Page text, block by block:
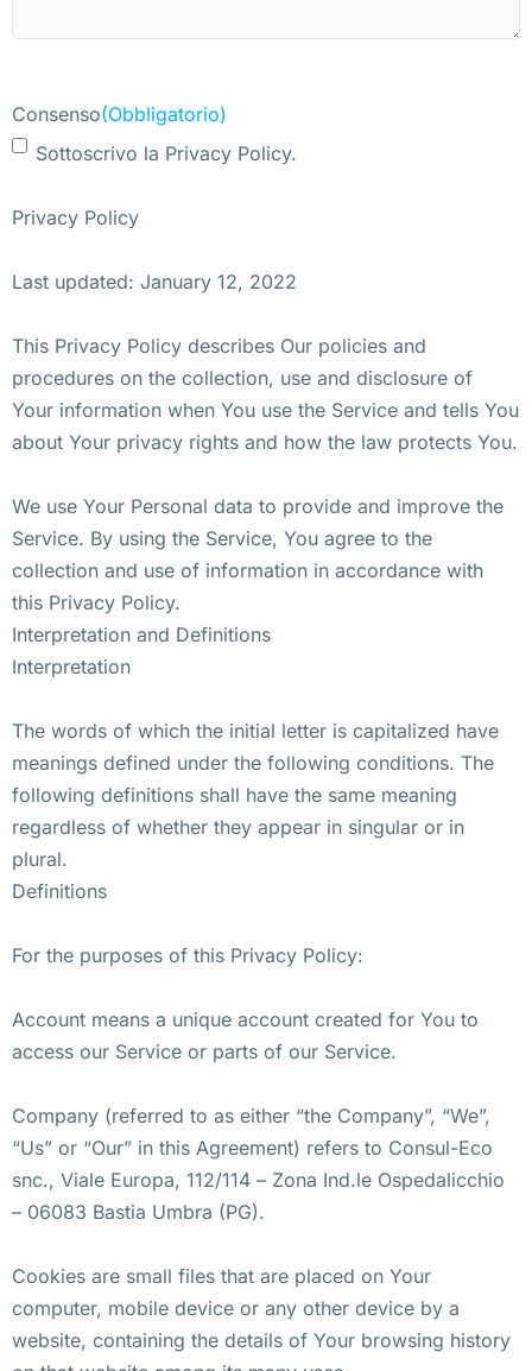
Consenso(Obbligatorio)
Sottoscrivo la Privacy Policy.
Privacy Policy
Last updated: January 12, 2022
This Privacy Policy describes Our policies and
procedures on the collection, use and disclosure of
Your information when You use the Service and tells You
about Your privacy rights and how the law protects You.
We use Your Personal data to provide and improve the
Service. By using the Service, You agree to the
collection and use of information in accordance with
this Privacy Policy.
Interpretation and Definitions
Interpretation
The words of which the initial letter is capitalized have
meanings defined under the following conditions. The
following definitions shall have the same meaning
regardless of whether they appear in singular or in
plural.
Definitions
For the purposes of this Privacy Policy:
Account means a unique account created for You to
access our Service or parts of our Service.
Company (referred to as either “the Company”, “We”,
“Us” or “Our” in this Agreement) refers to Consul-Eco
snc., Viale Europa, 112/114 – Zona Ind.le Ospedalicchio
– 06083 Bastia Umbra (PG).
Cookies are small files that are placed on Your
computer, mobile device or any other device by a
website, containing the details of Your browsing history